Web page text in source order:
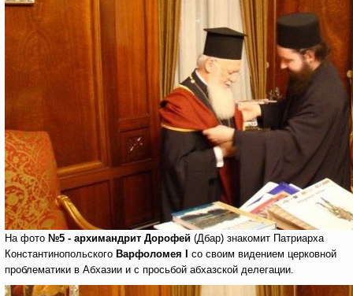
На фото №5 - архимандрит Дорофей (Дбар) знакомит Патриарха
Константинопольского Варфоломея
со своим видением церковной
проблематики в Абхазии и с просьбой абхазской делегации.